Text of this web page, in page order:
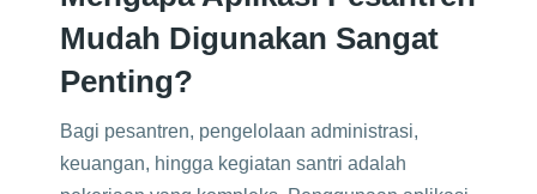
Mudah Digunakan Sangat
Penting?
Bagi pesantren, pengelolaan administrasi,
keuangan, hingga kegiatan santri adalah